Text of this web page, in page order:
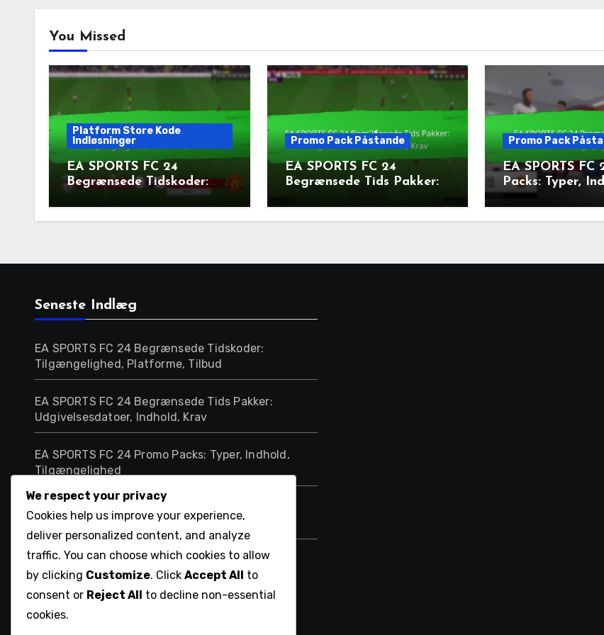
You Missed
Platform Store Kode
Indløsninger
EA SPORTS FC 24
Begrænsede Tidskoder:
Tilgængelighed,
Platforme, Tilbud
Promo Pack Påstande
EA SPORTS FC 24
Begrænsede Tids Pakker:
Krav
Promo Pack
EA SPORTS FC
Packs: Typer,
Tilgængelighed
Seneste Indlæg
EA SPORTS FC 24 Begrænsede Tidskoder:
Tilgængelighed, Platforme, Tilbud
EA SPORTS FC 24 Begrænsede Tids Pakker:
Udgivelsesdatoer, Indhold, Krav
EA SPORTS FC 24 Promo Packs: Typer, Indhold,
Tilgængelighed
Ultimate Team Begrænsede Tidsmål:
Tilgængelighed, Belønninger, Spillerobjekter
EA SPORTS FC 24 Ultimate Team Promo Koder:
Indløsning, Tilbud, Pakker
We respect your privacy
Cookies help us improve your experience,
deliver personalized content, and analyze
traffic. You can choose which cookies to allow
by clicking Customize. Click Accept All
to
consent or Reject All
to decline non-essential
cookies.